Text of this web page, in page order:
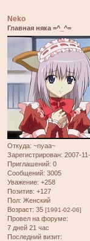
Neko
Главная няка =^_^=
Откуда: ~nyaa~
Зарегистрирован: 2007-
Приглашений: 0
Сообщений: 3005
Уважение: +258
Позитив: +127
Пол: Женский
Возраст: 35 [1991-02-06]
Провел на форуме:
7 дней 21 час
Последний визит: